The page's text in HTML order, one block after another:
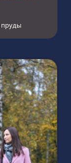
пруды